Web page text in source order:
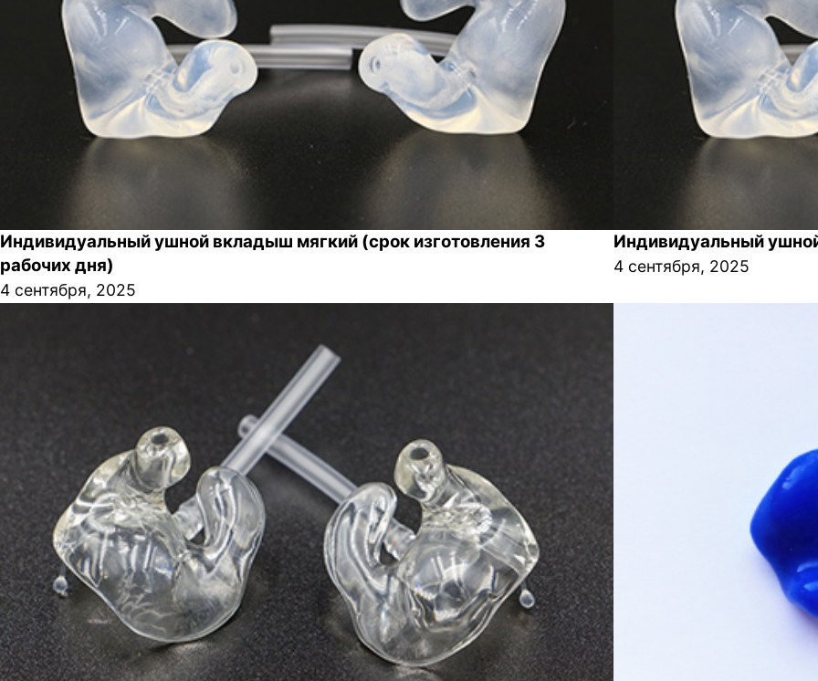
Индивидуальный ушной вкладыш мягкий (срок изготовления 3
рабочих дня)
4 сентября, 2025
Индивидуальный
4 сентября, 2025